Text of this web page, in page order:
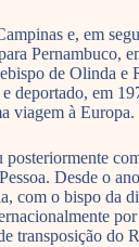
e, em
Pernambuco,
de Olinda e
deportado, em
viagem à Europa.
Desde o
com o bispo da
transposição do